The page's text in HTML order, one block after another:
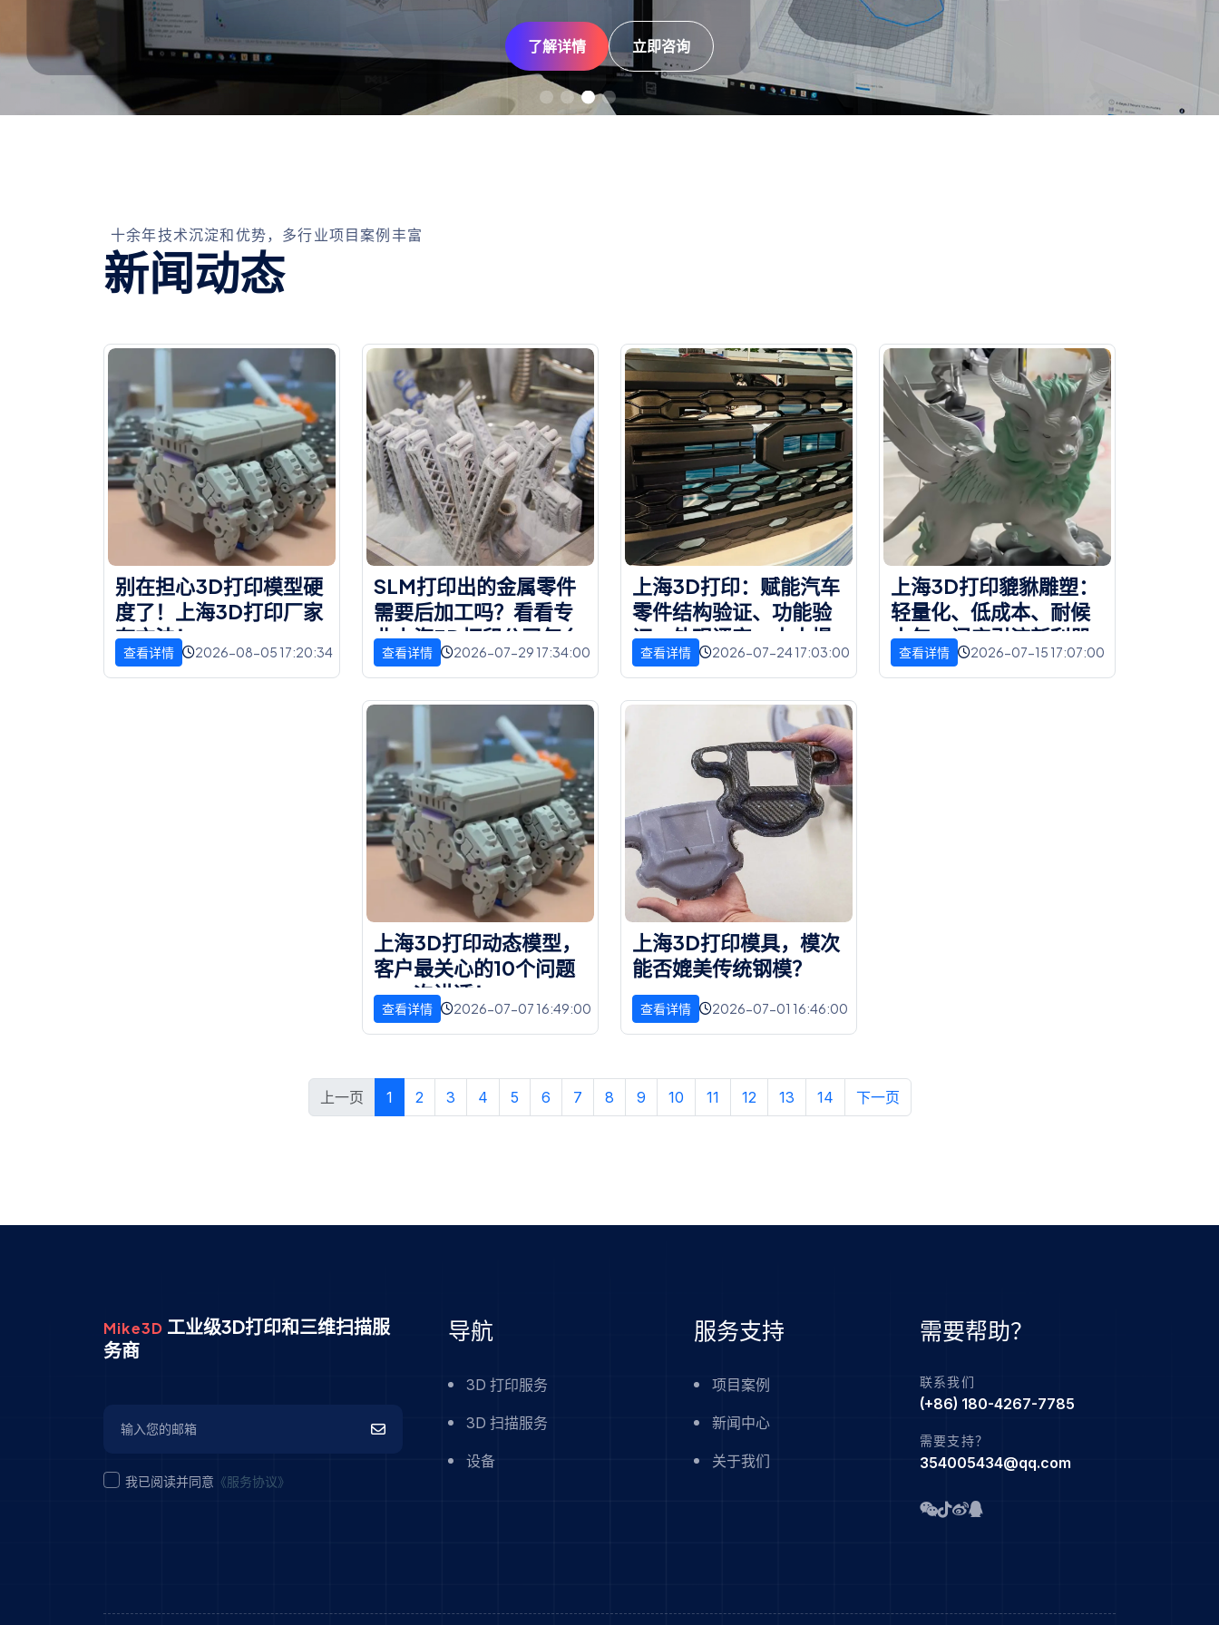
了解详情 立即咨询
了解详情 立即咨询
了解详情 立即咨询
了解详情 立即咨询
十余年技术沉淀和优势，多行业项目案例丰富
新闻动态
别在担心3D打印模型硬
度了！ 上海3D打印厂家
有方法！
查看详情 2026-08-05 17:20:34
SLM打印出的金属零件
需要后加工吗？ 看看专
业上海3D 打印 公 司怎 么
说查看详情 2026-07-29 17:34:00
上海3D打印： 赋能汽车
零件结构验证、 功能验
证、外观评审 大 大 提
高研发效率
查看详情 2026-07-24 17:03:00
上海3D打印貔貅雕塑：
轻量化、 低成本、 耐候
十年，门店引流新利器
查看详情 2026-07-15 17:07:00
上海3D打印动态模型，
客户最关心的10个问题
，一次讲透！
查看详情 2026-07-07 16:49:00
上海3D打印模具， 模次
能否媲美传统钢模？
查看详情 2026-07-01 16:46:00
上一页 1 2 3 4 5 6 7 8 9 10 11 12 13 14 下一页
Mike3D 工业级3D打印和三维扫描服
务商
我已阅读并同意 《服务协议》
导航
3D 打印服务
3D 扫描服务
设备
服务支持
项目案例
新闻中心
关于我们
需要帮助？
联系我们
(+86) 180-4267-7785
需要支持？
354005434@qq.com